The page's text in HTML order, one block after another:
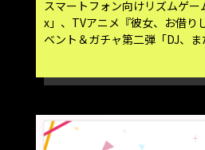
スマートフォン向けリズムゲ
x」、TVアニメ『彼女、お借り
ベント＆ガチャ第二弾「DJ、